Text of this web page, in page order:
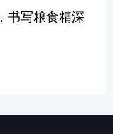
书写粮食精深